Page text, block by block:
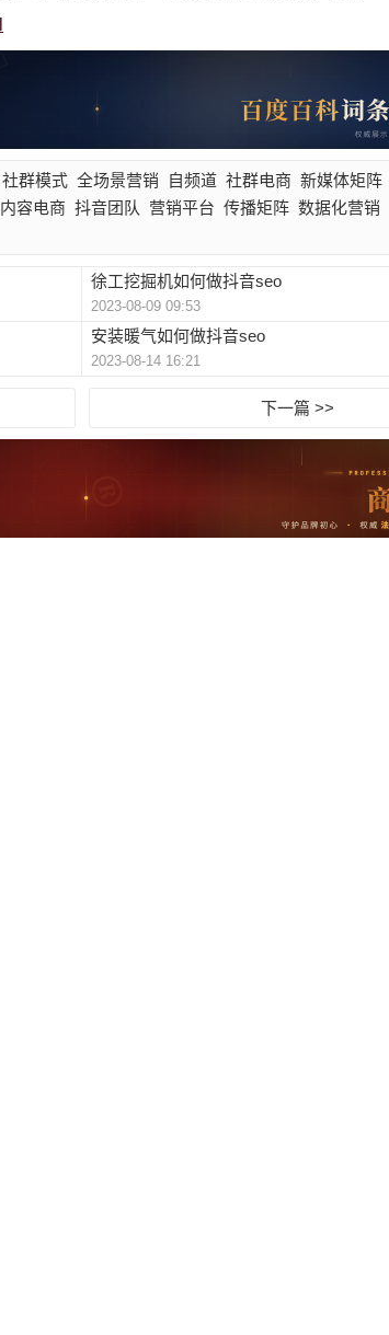
社群模式 全场景营销 自频道 社群电商 新媒体矩阵
内容电商 抖音团队 营销平台 传播矩阵 数据化营销
徐工挖掘机如何做抖音seo
2023-08-09 09:53
安装暖气如何做抖音seo
2023-08-14 16:21
下一篇 >>